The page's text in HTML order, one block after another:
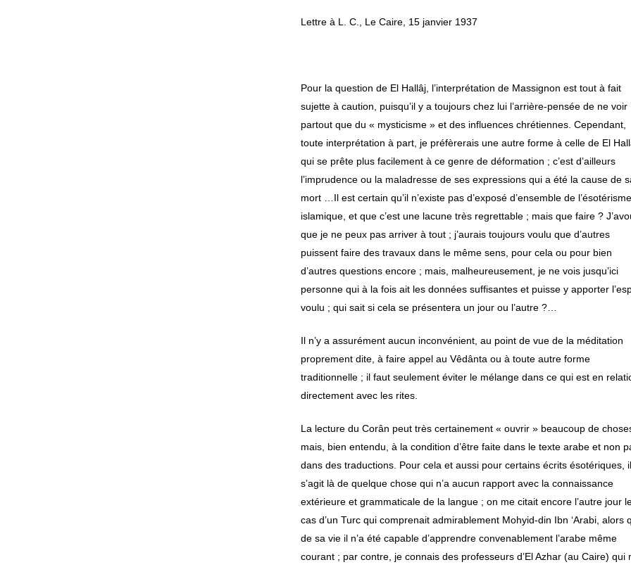
Lettre à L. C., Le Caire, 15 janvier 1937
Pour la question de El Hallâj, l’interprétation de Massignon est tout à fait
sujette à caution, puisqu’il y a toujours chez lui l’arrière-pensée de ne voir
partout que du « mysticisme » et des influences chrétiennes. Cependant,
toute interprétation à part, je préfèrerais une autre forme à celle de El
qui se prête plus facilement à ce genre de déformation ; c’est d’ailleurs
l’imprudence ou la maladresse de ses expressions qui a été la cause de
mort …Il est certain qu’il n’existe pas d’exposé d’ensemble de l’ésotérisme
islamique, et que c’est une lacune très regrettable ; mais que faire ?
que je ne peux pas arriver à tout ; j’aurais toujours voulu que d’autres
puissent faire des travaux dans le même sens, pour cela ou pour bien
d’autres questions encore ; mais, malheureusement, je ne vois jusqu’ici
personne qui à la fois ait les données suffisantes et puisse y apporter
voulu ; qui sait si cela se présentera un jour ou l’autre ?…
Il n’y a assurément aucun inconvénient, au point de vue de la méditation
proprement dite, à faire appel auVêdânta ou à toute autre forme
traditionnelle ; il faut seulement éviter le mélange dans ce qui est en
directement avec les rites.
La lecture du Corân peut très certainement « ouvrir » beaucoup de
mais, bien entendu, à la condition d’être faite dans le texte arabe et non
dans des traductions. Pour cela et aussi pour certains écrits ésotériques, il
s’agit là de quelque chose qui n’a aucun rapport avec la connaissance
extérieure et grammaticale de la langue ; on me citait encore l’autre jour
cas d’un Turc qui comprenait admirablement Mohyid-din Ibn ‘Arabi, alors
de sa vie il n’a été capable d’apprendre convenablement l’arabe même
courant ; par contre, je connais des professeurs d’El Azhar (au Caire) qui